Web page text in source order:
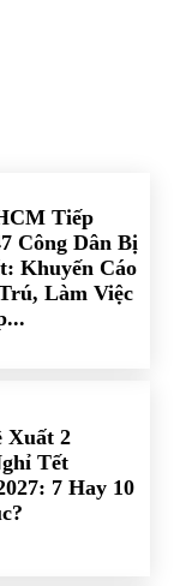
Tiếp
Công Dân Bị
Khuyến Cáo
Làm Việc
Xuất 2
Tết
7 Hay 10